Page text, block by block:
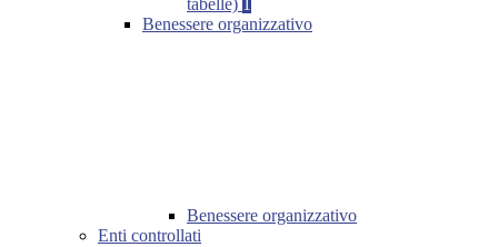
tabelle) 1
Benessere organizzativo
Benessere organizzativo
Enti controllati